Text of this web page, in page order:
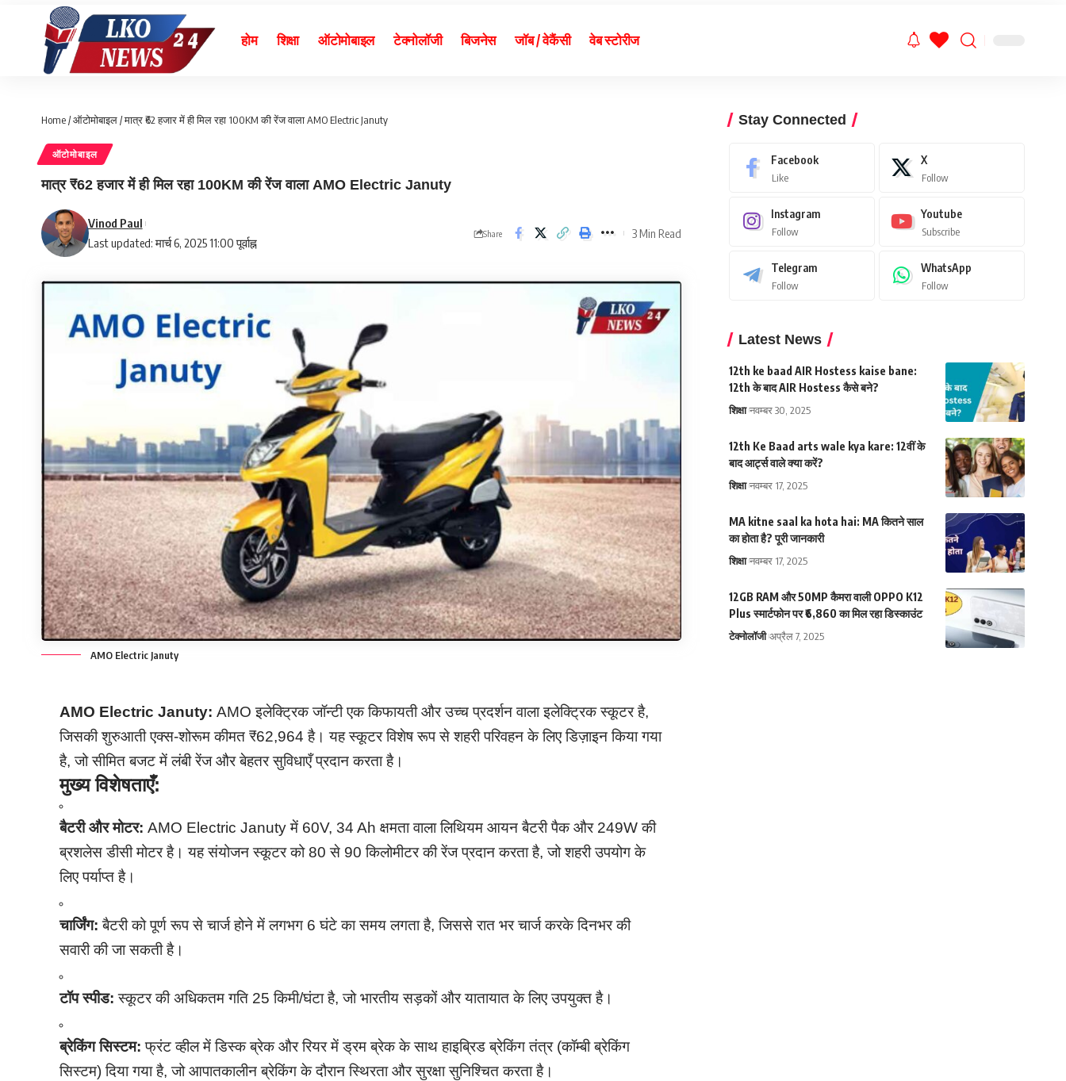
होम शिक्षा ऑटोमोबाइल टेक्नोलॉजी बिजनेस जॉब / वेकैंसी वेब स्टोरीज
Home/ऑटोमोबाइल/मात्र ₹62 हजार में ही मिल रहा 100KM की रेंज वाला AMO Electric Januty
ऑटोमोबाइल
मात्र ₹62 हजार में ही मिल रहा 100KM की रेंज वाला AMO Electric Januty
Last updated: मार्च 6, 2025 11:00 पूर्वाह्न
Vinod Paul
Share 3 Min Read
AMO Electric Januty
AMO Electric Januty:AMO इलेक्ट्रिक जॉन्टी एक किफायती और उच्च प्रदर्शन वाला इलेक्ट्रिक स्कूटर है,
जिसकी शुरुआती एक्स-शोरूम कीमत ₹62,964 है। यह स्कूटर विशेष रूप से शहरी परिवहन के लिए डिज़ाइन किया गया
है, जो सीमित बजट में लंबी रेंज और बेहतर सुविधाएँ प्रदान करता है।
मुख्य विशेषताएँ:
बैटरी और मोटर: AMO Electric Januty में 60V, 34 Ah क्षमता वाला लिथियम आयन बैटरी पैक और 249W की
ब्रशलेस डीसी मोटर है। यह संयोजन स्कूटर को 80 से 90 किलोमीटर की रेंज प्रदान करता है, जो शहरी उपयोग के
लिए पर्याप्त है।
चार्जिंग: बैटरी को पूर्ण रूप से चार्ज होने में लगभग 6 घंटे का समय लगता है, जिससे रात भर चार्ज करके दिनभर की
सवारी की जा सकती है।
टॉप स्पीड: स्कूटर की अधिकतम गति 25 किमी/घंटा है, जो भारतीय सड़कों और यातायात के लिए उपयुक्त है।
ब्रेकिंग सिस्टम: फ्रंट व्हील में डिस्क ब्रेक और रियर में ड्रम ब्रेक के साथ हाइब्रिड ब्रेकिंग तंत्र (कॉम्बी ब्रेकिंग
सिस्टम) दिया गया है, जो आपातकालीन ब्रेकिंग के दौरान स्थिरता और सुरक्षा सुनिश्चित करता है।
Stay Connected
Facebook
Like
X
Follow
Instagram
Follow
Youtube
Subscribe
Telegram
Follow
WhatsApp
Follow
Latest News
12th ke baad AIR Hostess kaise bane:
12th के बाद AIR Hostess कैसे बने?
शिक्षा नवम्बर 30, 2025
12th Ke Baad arts wale kya kare: 12वीं के
बाद आर्ट्स वाले क्या करें?
शिक्षा नवम्बर 17, 2025
MA kitne saal ka hota hai: MA कितने साल
का होता है? पूरी जानकारी
शिक्षा नवम्बर 17, 2025
12GB RAM और 50MP कैमरा वाली OPPO K12
Plus स्मार्टफोन पर ₹6,860 का मिल रहा डिस्काउंट
टेक्नोलॉजी अप्रैल 7, 2025